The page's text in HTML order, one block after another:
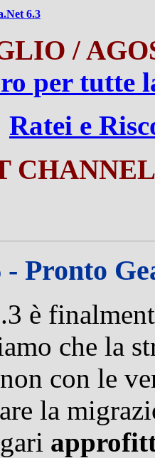
6.3
/
per tutte
Ratei e
- Pronto
è
che la
con le
la